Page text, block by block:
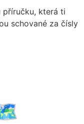
příručku, která ti
schované za čísly